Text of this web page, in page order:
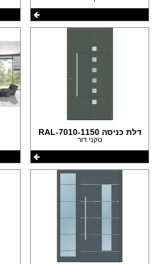
דלת כניסה 1150-RAL-7010
טקני דור